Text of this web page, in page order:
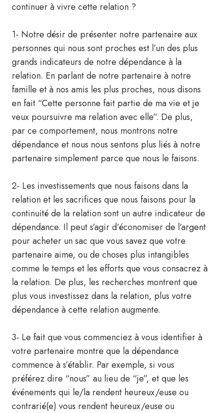
continuer à vivre cette relation ?
1- Notre désir de présenter notre partenaire aux
personnes qui nous sont proches est l’un des plus
grands indicateurs de notre dépendance à la
relation. En parlant de notre partenaire à notre
famille et à nos amis les plus proches, nous disons
en fait “Cette personne fait partie de ma vie et je
veux poursuivre ma relation avec elle”. De plus,
par ce comportement, nous montrons notre
dépendance et nous nous sentons plus liés à notre
partenaire simplement parce que nous le faisons.
2- Les investissements que nous faisons dans la
relation et les sacrifices que nous faisons pour la
continuité de la relation sont un autre indicateur de
dépendance. Il peut s’agir d’économiser de l’argent
pour acheter un sac que vous savez que votre
partenaire aime, ou de choses plus intangibles
comme le temps et les efforts que vous consacrez à
la relation. De plus, les recherches montrent que
plus vous investissez dans la relation, plus votre
dépendance à cette relation augmente.
3- Le fait que vous commenciez à vous identifier à
votre partenaire montre que la dépendance
commence à s’établir. Par exemple, si vous
préférez dire “nous” au lieu de “je”, et que les
événements qui le/la rendent heureux/euse ou
contrarié(e) vous rendent heureux/euse ou